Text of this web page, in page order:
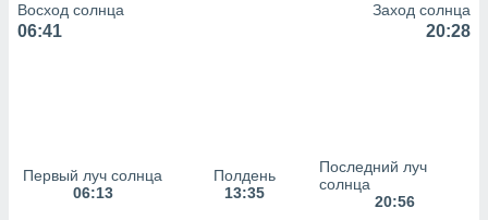
наших 1199
Восход солнца
06:41
Заход солнца
20:28
Первый луч солнца
06:13
Полдень
13:35
Последний луч
солнца
20:56